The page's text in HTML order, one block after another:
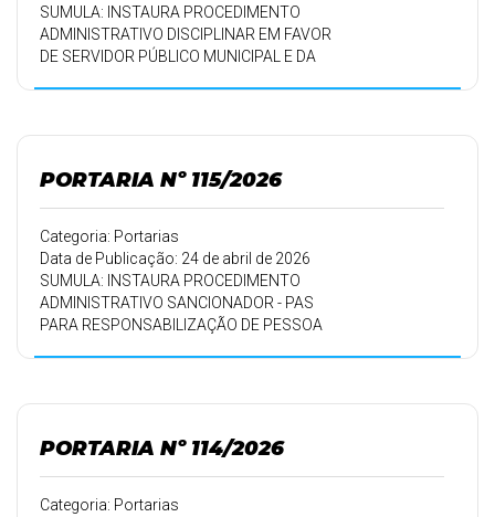
SUMULA: INSTAURA PROCEDIMENTO
ADMINISTRATIVO DISCIPLINAR EM FAVOR
DE SERVIDOR PÚBLICO MUNICIPAL E DA
PORTARIA Nº 115/2026
Categoria: Portarias
Data de Publicação: 24 de abril de 2026
SUMULA: INSTAURA PROCEDIMENTO
ADMINISTRATIVO SANCIONADOR - PAS
PARA RESPONSABILIZAÇÃO DE PESSOA
PORTARIA Nº 114/2026
Categoria: Portarias